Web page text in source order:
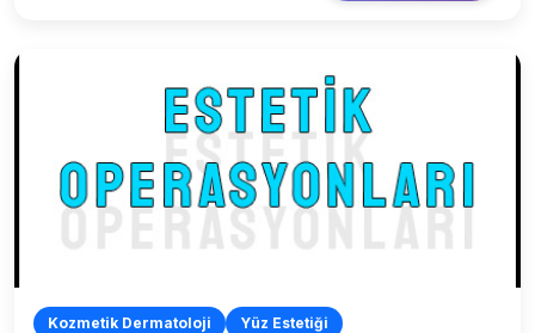
Kozmetik Dermatoloji Yüz Estetiği